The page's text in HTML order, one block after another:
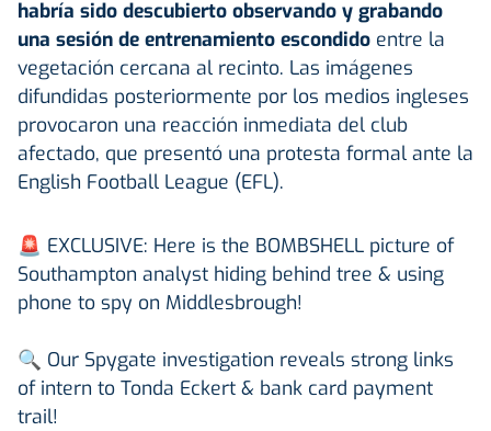
habría sido descubierto observando y grabando
una sesión de entrenamiento escondido entre la
vegetación cercana al recinto. Las imágenes
difundidas posteriormente por los medios ingleses
provocaron una reacción inmediata del club
afectado, que presentó una protesta formal ante la
English Football League (EFL).
🚨 EXCLUSIVE: Here is the BOMBSHELL picture of
Southampton analyst hiding behind tree & using
phone to spy on Middlesbrough!
🔍 Our Spygate investigation reveals strong links
of intern to Tonda Eckert & bank card payment
trail!